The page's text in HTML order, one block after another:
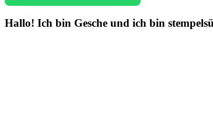
Hallo! Ich bin Gesche und ich bin